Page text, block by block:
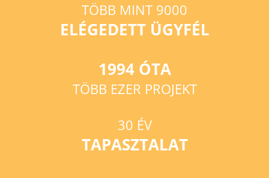
TÖBB MINT 9000
ELÉGEDETT ÜGYFÉL
1994 ÓTA
TÖBB EZER PROJEKT
30 ÉV
TAPASZTALAT